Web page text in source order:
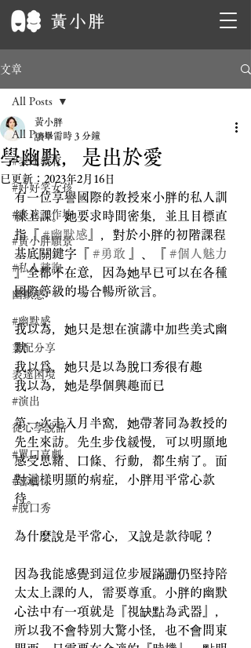
文章
All Posts
#表達教育
#好好笑女孩
#表達工作坊
#黃小胖願景
#私人諮詢
幽默感
#幽默感
業配分享
表達困境
#演出
從心學說話
#單口喜劇
#喜劇
#脫口秀
All Posts
學幽默，是出於愛
黃小胖
讀畢需時 3 分鐘
已更新： 2023年2月16日
有一位享譽國際的教授來小胖的私人訓
練上課。她要求時間密集，並且目標直
指『 #幽默感 』，對於小胖的初階課程
基底關鍵字『 #勇敢
#個人魅力
』全都不在意，因為她早已可以在各種
國際等級的場合暢所欲言。
我以為，她只是想在演講中加些美式幽
默
我以爲，她只是以為脫口秀很有趣
我以為，她是學個興趣而已
第一次走入月半窩，她帶著同為教授的
先生來訪。先生步伐緩慢，可以明顯地
感受思緒、口條、行動，都生病了。面
對這樣明顯的病症，小胖用平常心款
待。
為什麼說是平常心，又說是款待呢？
因為我能感覺到這位步履蹣跚仍堅持陪
太太上課的人，需要尊重。小胖的幽默
心法中有一項就是『視缺點為武器』，
所以我不會特別大驚小怪，也不會問東